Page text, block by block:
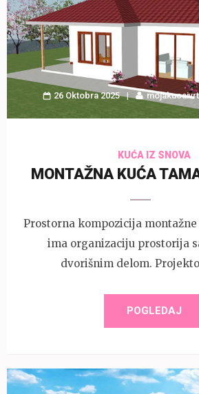
26 Oktobra 2025 mojakucaivrt
KUĆA IZ SNOVA
MONTAŽNA KUĆA
Prostorna kompozicija montažne
ima organizaciju prostorija
dvorišnim delom.
POGLEDAJ